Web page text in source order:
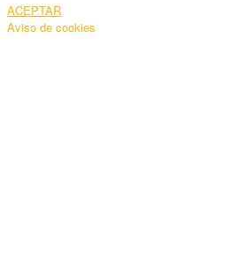
ACEPTAR
Aviso de cookies